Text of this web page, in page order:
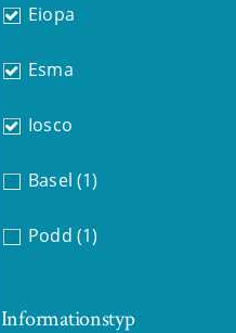
Eiopa
Esma
Iosco
Basel (1)
Podd (1)
Informationstyp